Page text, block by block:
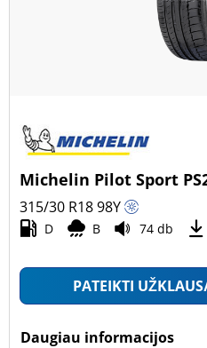
Michelin Pilot Sport
315/30 R1898Y
D B 74 db
PATEIKTI
Daugiau informacijos